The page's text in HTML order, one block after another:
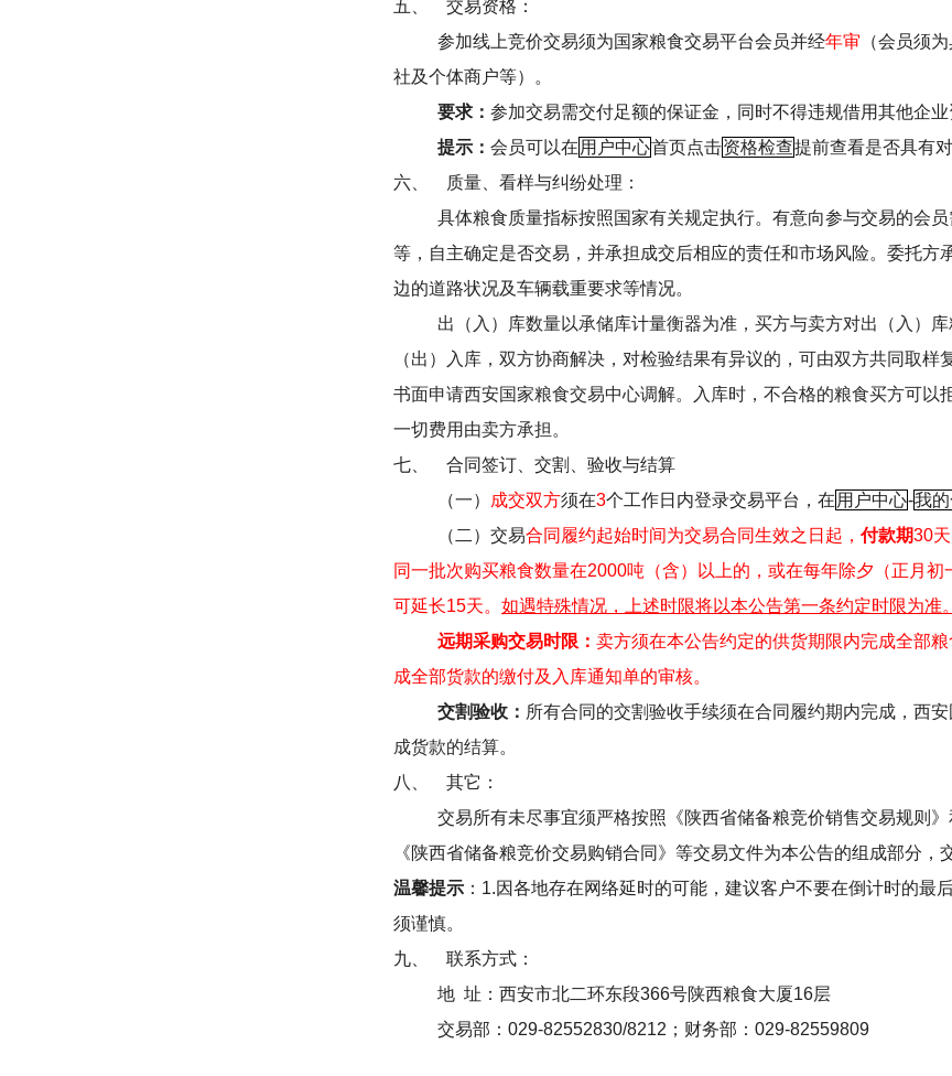
五、
交易资格：
参加线上竞价交易须为国家粮食交易平台会员并经年审 （会员须
社及个体商户等）。
要求： 参加交易需交付足额的保证金，同时不得违规借用其他企
提示： 会员可以在 用户中心首页点击资格检查提前查看是否具有
六、
质量、看样与纠纷处理：
具体粮食质量指标按照国家有关规定执行。有意向参与交易的会
等，自主确定是否交易，并承担成交后相应的责任和市场风险。委托
边的道路状况及车辆载重要求等情况。
出（入）库数量以承储库计量衡器为准，买方与卖方对出（入）
（出）入库，双方协商解决，对检验结果有异议的，可由双方共同取样
书面申请西安国家粮食交易中心调解。入库时，不合格的粮食买方可
一切费用由卖方承担。
七、
合同签订、交割、验收与结算
（一）
成交双方须在3个工作日内登录交易平台，在 用户中心-我的
（二）交易合同履约起始时间为交易合同生效之日起， 付款期30天
同一批次购买粮食数量在2000吨（含）以上的，或在每年除夕（正月初
可延长15天。 如遇特殊情况，上述时限将以本公告第一条约定时限为准。
远期采购交易时限： 卖方须在本公告约定的供货期限内完成全部
成全部货款的缴付及入库通知单的审核。
交割验收： 所有合同的交割验收手续须在合同履约期内完成，西
成货款的结算。
八、
其它：
交易所有未尽事宜须严格按照《陕西省储备粮竞价销售交易规则
《陕西省储备粮竞价交易购销合同》等交易文件为本公告的组成部分，
温馨提示 ： 1.因各地存在网络延时的可能，建议客户不要在倒计时的最
须谨慎。
九、
联系方式：
地 址：西安市北二环东段366号陕西粮食大厦16层
交易部： 029-82552830/8212 ；财务部： 029-82559809